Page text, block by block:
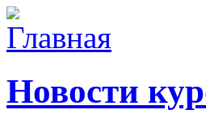
Новости